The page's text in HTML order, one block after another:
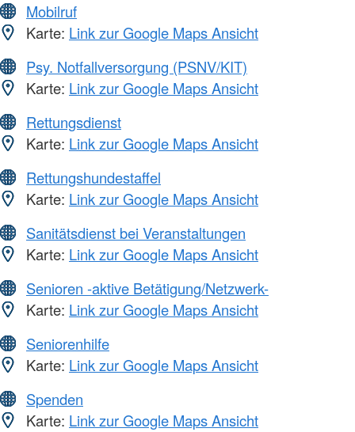
Mobilruf
Karte: Link zur Google Maps Ansicht
Psy. Notfallversorgung (PSNV/KIT)
Karte: Link zur Google Maps Ansicht
Rettungsdienst
Karte: Link zur Google Maps Ansicht
Rettungshundestaffel
Karte: Link zur Google Maps Ansicht
Sanitätsdienst bei Veranstaltungen
Karte: Link zur Google Maps Ansicht
Senioren -aktive Betätigung/Netzwerk-
Karte: Link zur Google Maps Ansicht
Seniorenhilfe
Karte: Link zur Google Maps Ansicht
Spenden
Karte: Link zur Google Maps Ansicht